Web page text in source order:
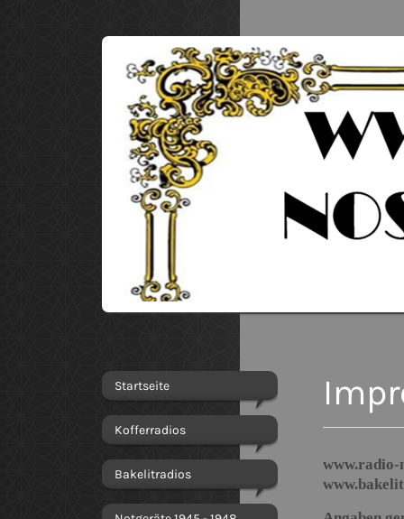
Startseite
Kofferradios
Bakelitradios
www.radio-